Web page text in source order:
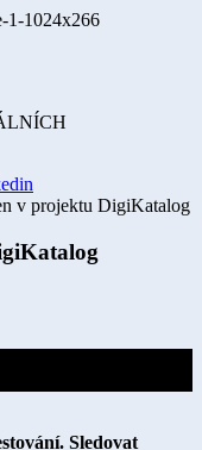
v projektu DigiKatalog
Sledovat